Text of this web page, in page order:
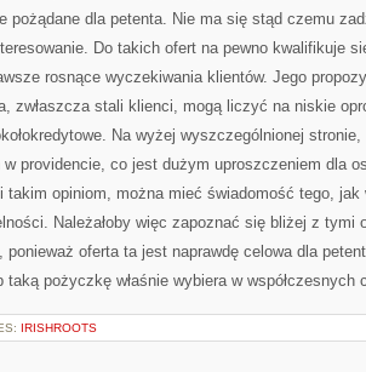
pożądane dla petenta. Nie ma się stąd czemu
Do takich ofert na pewno kwalifikuje
rosnące wyczekiwania klientów. Jego
zwłaszcza stali klienci, mogą liczyć na niskie
Na wyżej wyszczególnionej
providencie, co jest dużym uproszczeniem dla
takim opiniom, można mieć świadomość tego, jak
Należałoby więc zapoznać się bliżej z tymi
ponieważ oferta ta jest naprawdę celowa dla
taką pożyczkę właśnie wybiera w współczesnych
IRISHROOTS